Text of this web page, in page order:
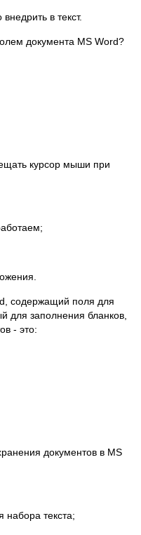
в текст.
документа MS Word?
курсор мыши при
содержащий поля для
заполнения бланков,
- это:
документов в MS
набора текста;